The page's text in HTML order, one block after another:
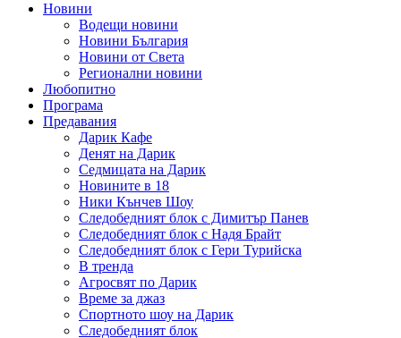
Новини
Водещи новини
Новини България
Новини от Света
Регионални новини
Любопитно
Програма
Предавания
Дарик Кафе
Денят на Дарик
Седмицата на Дарик
Новините в 18
Ники Кънчев Шоу
Следобедният блок с Димитър Панев
Следобедният блок с Надя Брайт
Следобедният блок с Гери Турийска
В тренда
Агросвят по Дарик
Време за джаз
Спортното шоу на Дарик
Следобедният блок